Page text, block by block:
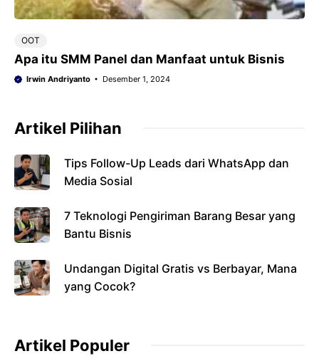
OOT
Apa itu SMM Panel dan Manfaat untuk Bisnis
Irwin Andriyanto Desember 1, 2024
Artikel Pilihan
Tips Follow-Up Leads dari WhatsApp dan
Media Sosial
7 Teknologi Pengiriman Barang Besar yang
Bantu Bisnis
Undangan Digital Gratis vs Berbayar, Mana
yang Cocok?
Artikel Populer